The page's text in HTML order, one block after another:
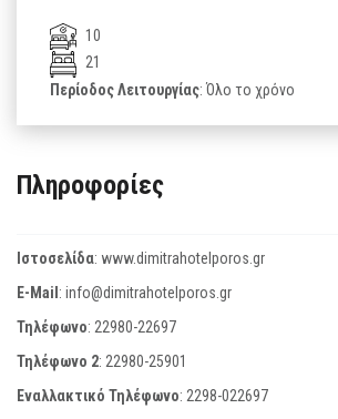
10
21
Περίοδος Λειτουργίας: Όλο το χρόνο
Πληροφορίες
Ιστοσελίδα: www.dimitrahotelporos.gr
E-Mail: info@dimitrahotelporos.gr
Τηλέφωνο: 22980-22697
Τηλέφωνο 2: 22980-25901
Εναλλακτικό Τηλέφωνο: 2298-022697